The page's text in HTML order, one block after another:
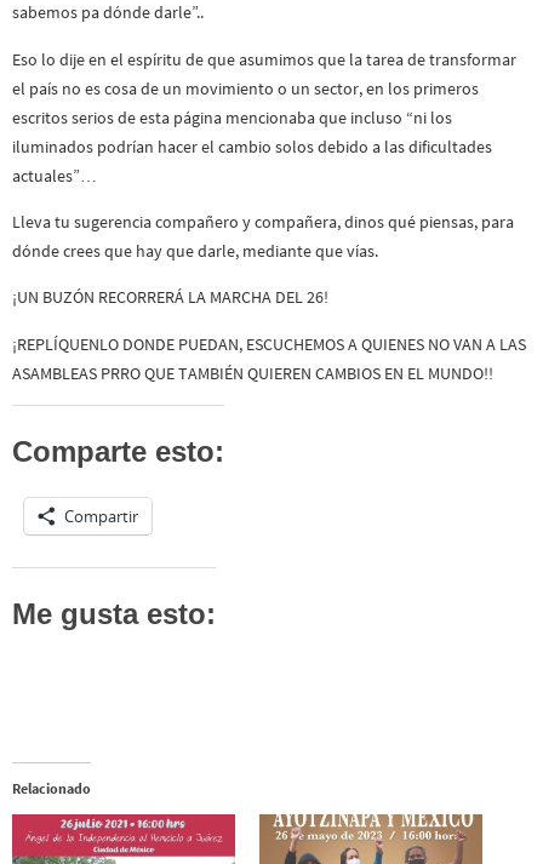
sabemos pa dónde darle”..
Eso lo dije en el espíritu de que asumimos que la tarea de transformar
el país no es cosa de un movimiento o un sector, en los primeros
escritos serios de esta página mencionaba que incluso “ni los
iluminados podrían hacer el cambio solos debido a las dificultades
actuales”…
Lleva tu sugerencia compañero y compañera, dinos qué piensas, para
dónde crees que hay que darle, mediante que vías.
¡UN BUZÓN RECORRERÁ LA MARCHA DEL 26!
¡REPLÍQUENLO DONDE PUEDAN, ESCUCHEMOS A QUIENES NO VAN A LAS
ASAMBLEAS PRRO QUE TAMBIÉN QUIEREN CAMBIOS EN EL MUNDO!!
Comparte esto:
Compartir
Me gusta esto:
Relacionado